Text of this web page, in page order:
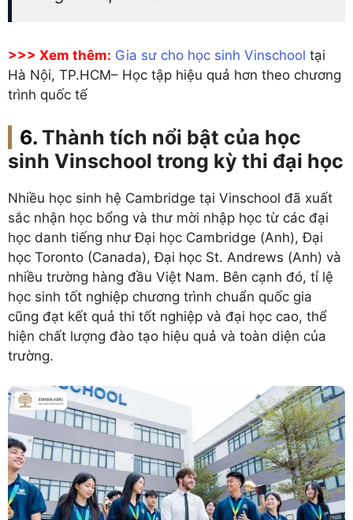
>>> Xem thêm: Gia sư cho học sinh Vinschool tại
Hà Nội, TP.HCM– Học tập hiệu quả hơn theo chương
trình quốc tế
Thành tích nổi bật của học
sinh Vinschool trong kỳ thi đại học
Nhiều học sinh hệ Cambridge tại Vinschool đã xuất
sắc nhận học bổng và thư mời nhập học từ các đại
học danh tiếng như Đại học Cambridge (Anh), Đại
học Toronto (Canada), Đại học St. Andrews (Anh) và
nhiều trường hàng đầu Việt Nam. Bên cạnh đó, tỉ lệ
học sinh tốt nghiệp chương trình chuẩn quốc gia
cũng đạt kết quả thi tốt nghiệp và đại học cao, thể
hiện chất lượng đào tạo hiệu quả và toàn diện của
trường.